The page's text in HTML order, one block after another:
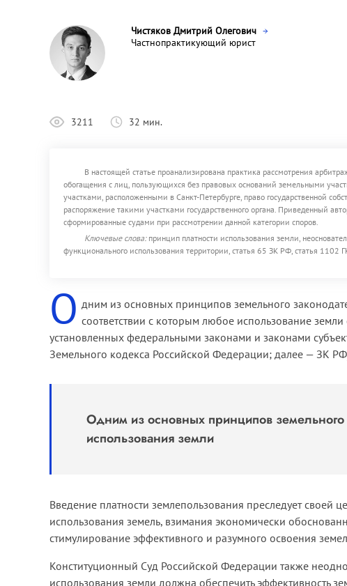
Чистяков Дмитрий Олегович
Частнопрактикующий юрист
3211 32 мин.
В настоящей статье проанализирована практика рассмотрения
обогащения с лиц, пользующихся без правовых оснований земельными
участками, расположенными в Санкт-Петербурге, право государственной
распоряжение такими участками государственного органа. Приведенный
сформированные судами при рассмотрении данной категории споров.
Ключевые слова:принцип платности использования земли,
функционального использования территории, статья 65 ЗК РФ, статья 1102
О дним из основных принципов земельного
соответствии с которым любое использование земли
установленных федеральными законами и законами
Земельного кодекса Российской Федерации; далее — ЗК
Одним из основных принципов земельного
использования земли
Введение платности землепользования преследует
использования земель, взимания экономически
стимулирование эффективного и разумного освоения
Конституционный Суд Российской Федерации также
использования земли должна обеспечить эффективность